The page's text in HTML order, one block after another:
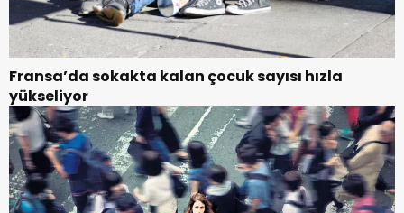
Fransa’da sokakta kalan çocuk sayısı hızla
yükseliyor